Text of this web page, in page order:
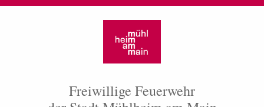
Freiwillige Feuerwehr